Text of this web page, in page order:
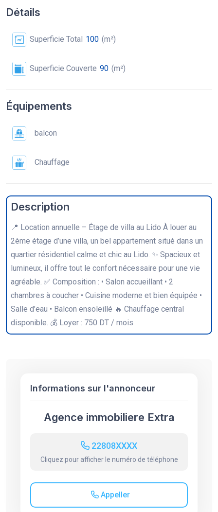
Détails
Superficie Total 100 (m²)
Superficie Couverte 90 (m²)
Équipements
balcon
Chauffage
Description
📍 Location annuelle – Étage de villa au Lido À louer au
2ème étage d’une villa, un bel appartement situé dans un
quartier résidentiel calme et chic au Lido. ✨ Spacieux et
lumineux, il offre tout le confort nécessaire pour une vie
agréable. ✅ Composition : • Salon accueillant • 2
chambres à coucher • Cuisine moderne et bien équipée •
Salle d’eau • Balcon ensoleillé 🔥 Chauffage central
disponible. 💰 Loyer : 750 DT / mois
Informations sur l'annonceur
Agence immobiliere Extra
22808XXXX
Cliquez pour afficher le numéro de téléphone
Appeller